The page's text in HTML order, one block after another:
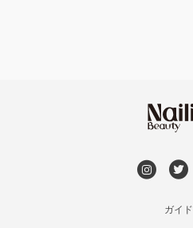
桜木町・みなとみらい・関内
ガイド